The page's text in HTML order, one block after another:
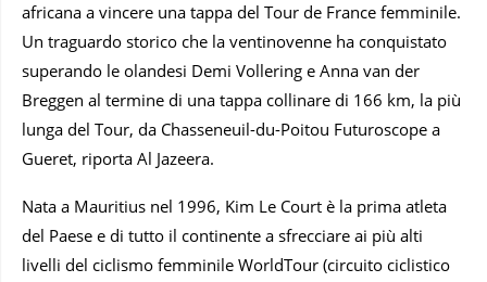
africana a vincere una tappa del Tour de France femminile.
Un traguardo storico che la ventinovenne ha conquistato
superando le olandesi Demi Vollering e Anna van der
Breggen al termine di una tappa collinare di 166 km, la più
lunga del Tour, da Chasseneuil-du-Poitou Futuroscope a
Gueret, riporta Al Jazeera.
Nata a Mauritius nel 1996, Kim Le Court è la prima atleta
del Paese e di tutto il continente a sfrecciare ai più alti
livelli del ciclismo femminile WorldTour (circuito ciclistico